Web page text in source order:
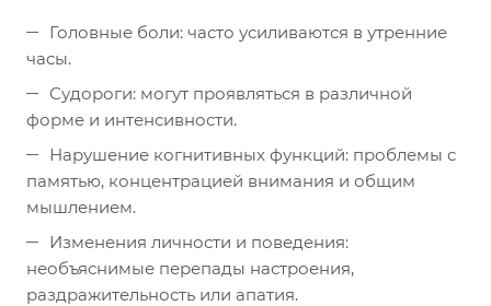
Головные боли: часто усиливаются в утренние
часы.
Судороги: могут проявляться в различной
форме и интенсивности.
Нарушение когнитивных функций: проблемы с
памятью, концентрацией внимания и общим
мышлением.
Изменения личности и поведения:
необъяснимые перепады настроения,
раздражительность или апатия.